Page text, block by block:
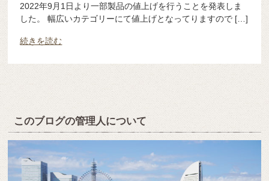
2022年9月1日より一部製品の値上げを行うことを発表しま
した。 幅広いカテゴリーにて値上げとなってりますので […]
続きを読む
このブログの管理人について